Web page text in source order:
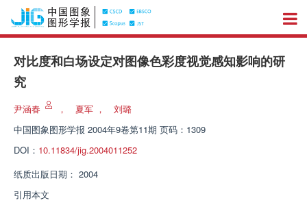
对比度和白场设定对图像色彩度视觉感知影响的研
究
尹涵春 ， 夏军 ，
刘璐
中国图象图形学报 2004年9卷第11期 页码：1309
DOI： 10.11834/jig.2004011252
纸质出版日期： 2004
引用本文